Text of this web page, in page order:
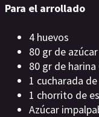
Para el arrollado
4 huevos
80 gr de azúcar
80 gr de harina
1 cucharada
1 chorrito de
Azúcar